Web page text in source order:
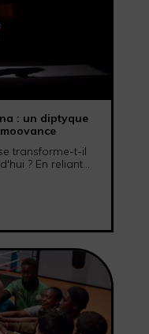
: un diptyque
transforme-t-il
? En reliant...